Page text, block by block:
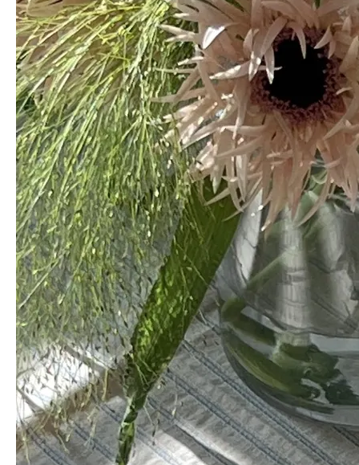
다른 화기들 속 특별히 안정감이 있는 노바 유리화기
Volume
한눈에 확인하기